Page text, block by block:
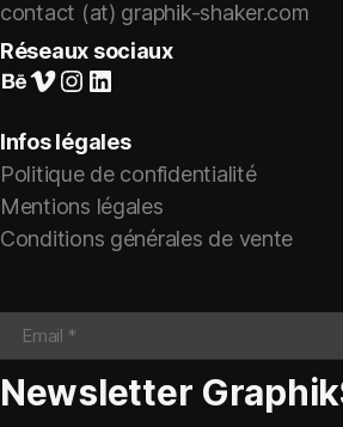
contact (at) graphik-shaker.com
Réseaux sociaux
Suivez-nous sur Behance
Vimeo
Instagram
LinkedIn
Infos légales
Politique de confidentialité
Mentions légales
Conditions générales de vente
Newsletter